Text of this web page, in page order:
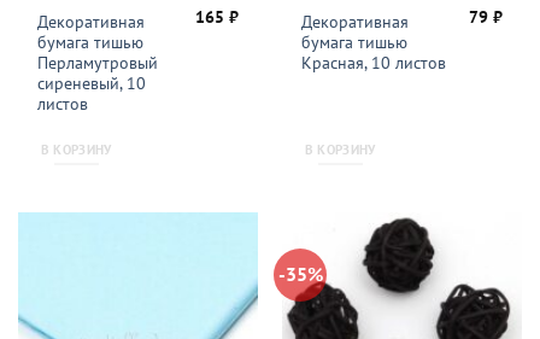
Декоративная
бумага тишью
Перламутровый
сиреневый, 10
листов
165 ₽
В КОРЗИНУ
Декоративная
бумага тишью
Красная, 10 листов
79 ₽
В КОРЗИНУ
-35%